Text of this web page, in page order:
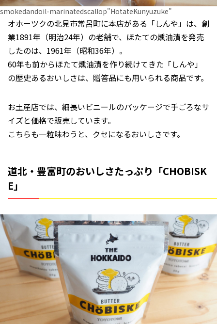
smokedandoil-marinatedscallop"HotateKunyuzuke"
オホーツクの北見市常呂町に本店がある「しんや」は、創
業1891年（明治24年）の老舗で、ほたての燻油漬を発売
したのは、1961年（昭和36年）。
60年も前からほたて燻油漬を作り続けてきた「しんや」
の歴史あるおいしさは、贈答品にも用いられる商品です。
お土産店では、細長いビニールのパッケージで手ごろなサ
イズと価格で販売しています。
こちらも一粒味わうと、クセになるおいしさです。
道北・豊富町のおいしさたっぷり「CHOBISK
E」